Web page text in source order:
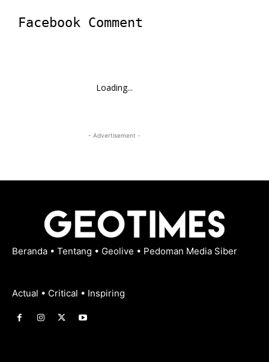
Facebook Comment
Loading...
- Advertisement -
Beranda • Tentang • Geolive • Pedoman Media Siber
Actual • Critical • Inspiring